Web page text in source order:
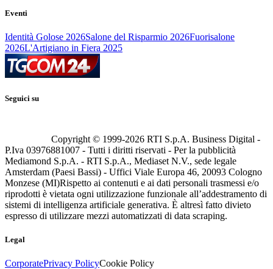
Eventi
Identità Golose 2026Salone del Risparmio 2026Fuorisalone
2026L'Artigiano in Fiera 2025
Seguici su
Copyright © 1999-2026 RTI S.p.A. Business Digital -
P.Iva 03976881007 - Tutti i diritti riservati - Per la pubblicità
Mediamond S.p.A. - RTI S.p.A., Mediaset N.V., sede legale
Amsterdam (Paesi Bassi) - Uffici Viale Europa 46, 20093 Cologno
Monzese (MI)Rispetto ai contenuti e ai dati personali trasmessi e/o
riprodotti è vietata ogni utilizzazione funzionale all’addestramento di
sistemi di intelligenza artificiale generativa. È altresì fatto divieto
espresso di utilizzare mezzi automatizzati di data scraping.
Legal
CorporatePrivacy PolicyCookie Policy